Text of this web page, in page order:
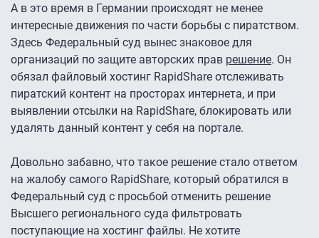
А в это время в Германии происходят не менее
интересные движения по части борьбы с пиратством.
Здесь Федеральный суд вынес знаковое для
организаций по защите авторских прав решение. Он
обязал файловый хостинг RapidShare отслеживать
пиратский контент на просторах интернета, и при
выявлении отсылки на RapidShare, блокировать или
удалять данный контент у себя на портале.
Довольно забавно, что такое решение стало ответом
на жалобу самого RapidShare, который обратился в
Федеральный суд с просьбой отменить решение
Высшего регионального суда фильтровать
поступающие на хостинг файлы. Не хотите